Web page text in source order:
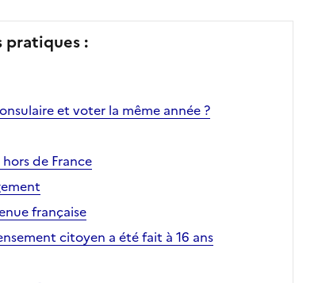
pratiques :
et voter la même année ?
de France
française
citoyen a été fait à 16 ans